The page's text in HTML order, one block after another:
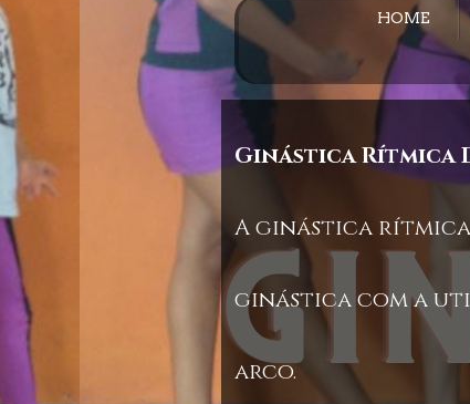
HOME
Ginástica Rítmica
A ginástica rítmica
ginástica com a
arco.